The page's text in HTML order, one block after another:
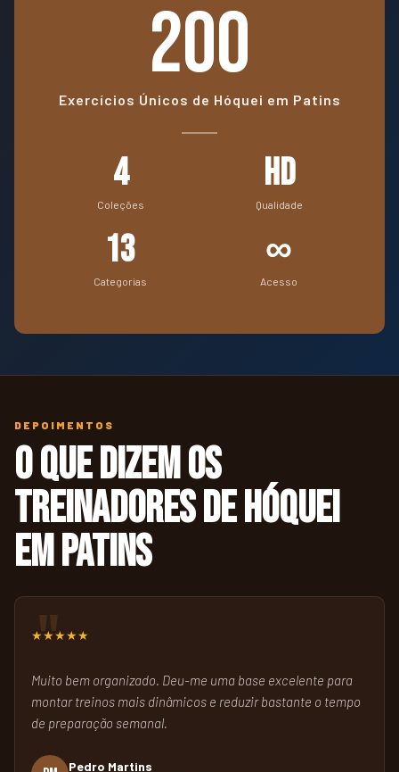
200
Exercícios Únicos de Hóquei em Patins
4
Coleções
HD
Qualidade
13
Categorias
∞
Acesso
DEPOIMENTOS
O que dizem os
treinadores de hóquei
em patins
★★★★★
Muito bem organizado. Deu-me uma base excelente para
montar treinos mais dinâmicos e reduzir bastante o tempo
de preparação semanal.
Pedro Martins